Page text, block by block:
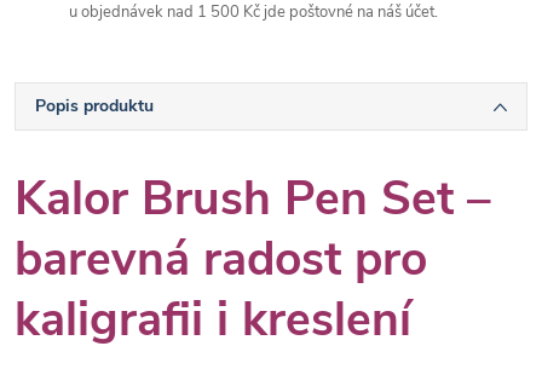
u objednávek nad 1 500 Kč jde poštovné na náš účet.
Popis produktu
Kalor Brush Pen Set –
barevná radost pro
kaligrafii i kreslení